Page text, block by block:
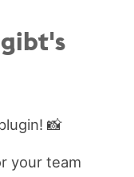
📸
your team